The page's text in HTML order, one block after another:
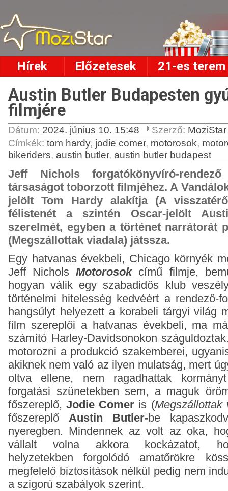
Hírek Előzetesek 21-es terem
Austin Butler Budapesten
filmjére
Dátum: 2024. június 10. 15:48 Szerző:
Címkék: tom hardy, jodie comer, motorosok,
bikeriders, austin butler, austin butler budapest
Jeff Nichols forgatókönyvíró-
társaságot toborzott filmjéhez. A
jelölt Tom Hardy alakítja (A
félistenét a szintén Oscar-jelölt
szerelmét, egyben a történet narrátorát
(Megszállottak viadala) játssza.
Egy hatvanas évekbeli, Chicago környék
Jeff NicholsMotorosokcímű filmje,
hogyan válik egy szabadidős klub
történelmi hitelesség kedvéért a rendező-
hangsúlyt helyezett a korabeli tárgyi világ
film szereplői a hatvanas évekbeli, ma
számító Harley-Davidsonokon
motorozni a produkció szakemberei,
akiknek nem való az ilyen mulatság, mert
oltva ellene, nem ragadhattak
forgatási szünetekben sem, a maguk
főszereplő,Jodie Comer is (Megszállottak
főszereplő Austin Butler-be
nyeregben. Mindennek az volt az oka,
vállalt volna akkora kockázatot,
helyzetekben forgolódó amatőrökre
megfelelő biztosítások nélkül pedig nem
a szigorú szabályok szerint.